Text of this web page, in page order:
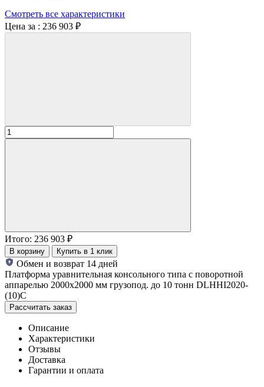
Смотреть все характеристики
Цена за : 236 903 ₽
Итого: 236 903 ₽
В корзину Купить в 1 клик
Обмен и возврат 14 дней
Платформа уравнительная консольного типа с поворотной
аппарелью 2000х2000 мм грузопод. до 10 тонн DLHHI2020-
(10)C
Рассчитать заказ
Описание
Характеристики
Отзывы
Доставка
Гарантии и оплата